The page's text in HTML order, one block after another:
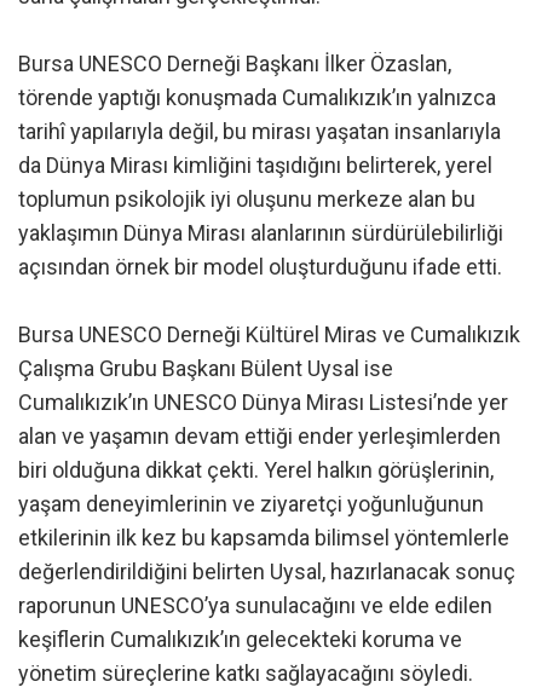
Bursa UNESCO Derneği Başkanı İlker Özaslan,
törende yaptığı konuşmada Cumalıkızık’ın yalnızca
tarihî yapılarıyla değil, bu mirası yaşatan insanlarıyla
da Dünya Mirası kimliğini taşıdığını belirterek, yerel
toplumun psikolojik iyi oluşunu merkeze alan bu
yaklaşımın Dünya Mirası alanlarının sürdürülebilirliği
açısından örnek bir model oluşturduğunu ifade etti.
Bursa UNESCO Derneği Kültürel Miras ve Cumalıkızık
Çalışma Grubu Başkanı Bülent Uysal ise
Cumalıkızık’ın UNESCO Dünya Mirası Listesi’nde yer
alan ve yaşamın devam ettiği ender yerleşimlerden
biri olduğuna dikkat çekti. Yerel halkın görüşlerinin,
yaşam deneyimlerinin ve ziyaretçi yoğunluğunun
etkilerinin ilk kez bu kapsamda bilimsel yöntemlerle
değerlendirildiğini belirten Uysal, hazırlanacak sonuç
raporunun UNESCO’ya sunulacağını ve elde edilen
keşiflerin Cumalıkızık’ın gelecekteki koruma ve
yönetim süreçlerine katkı sağlayacağını söyledi.